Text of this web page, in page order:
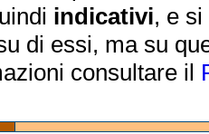
indicativi, e
di essi, ma su
consultare il